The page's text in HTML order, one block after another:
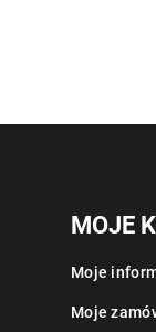
MOJE
Moje
Moje